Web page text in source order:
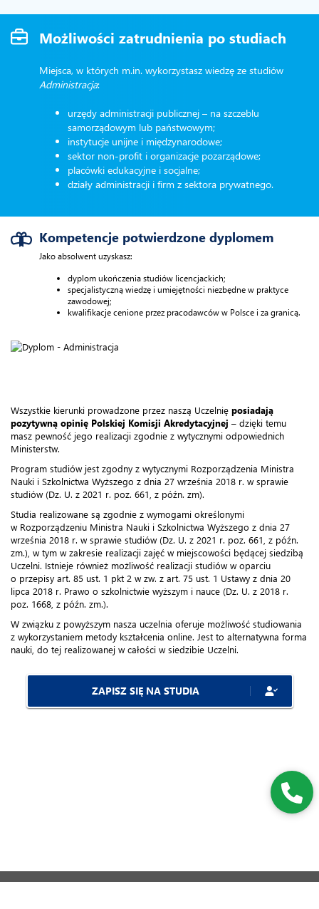
Możliwości zatrudnienia po studiach
Miejsca, w których m.in. wykorzystasz wiedzę ze studiów
Administracja:
urzędy administracji publicznej – na szczeblu
samorządowym lub państwowym;
instytucje unijne i międzynarodowe;
sektor non-profit i organizacje pozarządowe;
placówki edukacyjne i socjalne;
działy administracji i firm z sektora prywatnego.
Kompetencje potwierdzone dyplomem
Jako absolwent uzyskasz:
dyplom ukończenia studiów licencjackich;
specjalistyczną wiedzę i umiejętności niezbędne w praktyce
zawodowej;
kwalifikacje cenione przez pracodawców w Polsce i za granicą.
Wszystkie kierunki prowadzone przez naszą Uczelnię posiadają
pozytywną opinię Polskiej Komisji Akredytacyjnej – dzięki temu
masz pewność jego realizacji zgodnie z wytycznymi odpowiednich
Ministerstw.
Program studiów jest zgodny z wytycznymi Rozporządzenia Ministra
Nauki i Szkolnictwa Wyższego z dnia 27 września 2018 r. w sprawie
studiów (Dz. U. z 2021 r. poz. 661, z późn. zm).
Studia realizowane są zgodnie z wymogami określonymi
w Rozporządzeniu Ministra Nauki i Szkolnictwa Wyższego z dnia 27
września 2018 r. w sprawie studiów (Dz. U. z 2021 r. poz. 661, z późn.
zm.), w tym w zakresie realizacji zajęć w miejscowości będącej siedzibą
Uczelni. Istnieje również możliwość realizacji studiów w oparciu
o przepisy art. 85 ust. 1 pkt 2 w zw. z art. 75 ust. 1 Ustawy z dnia 20
lipca 2018 r. Prawo o szkolnictwie wyższym i nauce (Dz. U. z 2018 r.
poz. 1668, z późn. zm.).
W związku z powyższym nasza uczelnia oferuje możliwość studiowania
z wykorzystaniem metody kształcenia online. Jest to alternatywna forma
nauki, do tej realizowanej w całości w siedzibie Uczelni.
ZAPISZ SIĘ NA STUDIA